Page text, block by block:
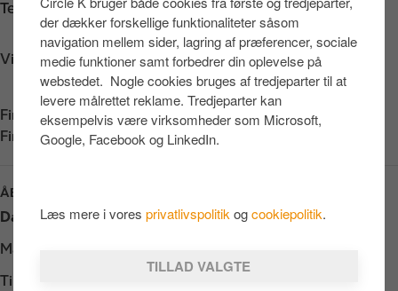
der dækker forskellige funktionaliteter såsom
navigation mellem sider, lagring af præferencer, sociale
medie funktioner samt forbedrer din oplevelse på
webstedet. Nogle cookies bruges af tredjeparter til at
levere målrettet reklame. Tredjeparter kan
eksempelvis være virksomheder som Microsoft,
Google, Facebook og LinkedIn.
Læs mere i vores privatlivspolitik ogcookiepolitik.
TILLAD VALGTE
n
h
d
Telefon: +4580208088
Vis vej
Find os på:App Store
Find os på:Google Play
ÅBNINGSTIDER
Dag
Opening hours
Mandag
Tirsdag